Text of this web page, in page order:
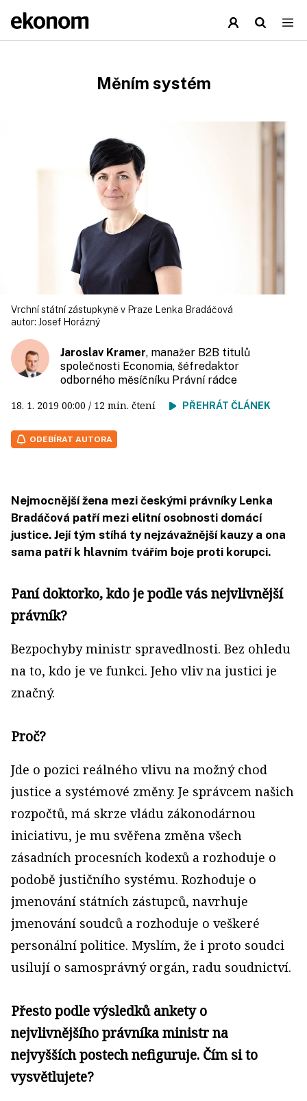
Měním systém
Vrchní státní zástupkyně v Praze Lenka Bradáčová
autor: Josef Horázný
Jaroslav Kramer, manažer B2B titulů
společnosti Economia, šéfredaktor
odborného měsíčníku Právní rádce
18. 1. 2019 00:00 / 12 min. čtení PŘEHRÁT ČLÁNEK
ODEBÍRAT AUTORA
Nejmocnější žena mezi českými právníky Lenka
Bradáčová patří mezi elitní osobnosti domácí
justice. Její tým stíhá ty nejzávažnější kauzy a ona
sama patří k hlavním tvářím boje proti korupci.
Paní doktorko, kdo je podle vás nejvlivnější
právník?
Bezpochyby ministr spravedlnosti. Bez ohledu
na to, kdo je ve funkci. Jeho vliv na justici je
značný.
Proč?
Jde o pozici reálného vlivu na možný chod
justice a systémové změny. Je správcem našich
rozpočtů, má skrze vládu zákonodárnou
iniciativu, je mu svěřena změna všech
zásadních procesních kodexů a rozhoduje o
podobě justičního systému. Rozhoduje o
jmenování státních zástupců, navrhuje
jmenování soudců a rozhoduje o veškeré
personální politice. Myslím, že i proto soudci
usilují o samosprávný orgán, radu soudnictví.
Přesto podle výsledků ankety o
nejvlivnějšího právníka ministr na
nejvyšších postech nefiguruje. Čím si to
vysvětlujete?